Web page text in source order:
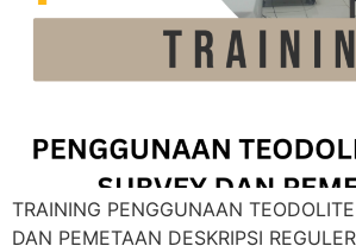
TRAINING PENGGUNAAN
DAN PEMETAAN DESKRIPSI